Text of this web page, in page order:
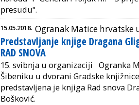
presudu".
15.05.2018. Ogranak Matice hrvatske
Predstavljanje knjige Dragana
RAD SNOVA
15. svibnja u organizaciji Ogranka
Šibeniku u dvorani Gradske
predstavljena je knjiga Rad snova
Bošković.